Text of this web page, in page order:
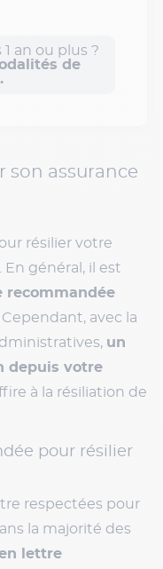
an ou plus ?
de
son assurance
résilier votre
général, il est
recommandée
avec la
un
depuis votre
à la résiliation de
pour résilier
respectées pour
la majorité des
lettre